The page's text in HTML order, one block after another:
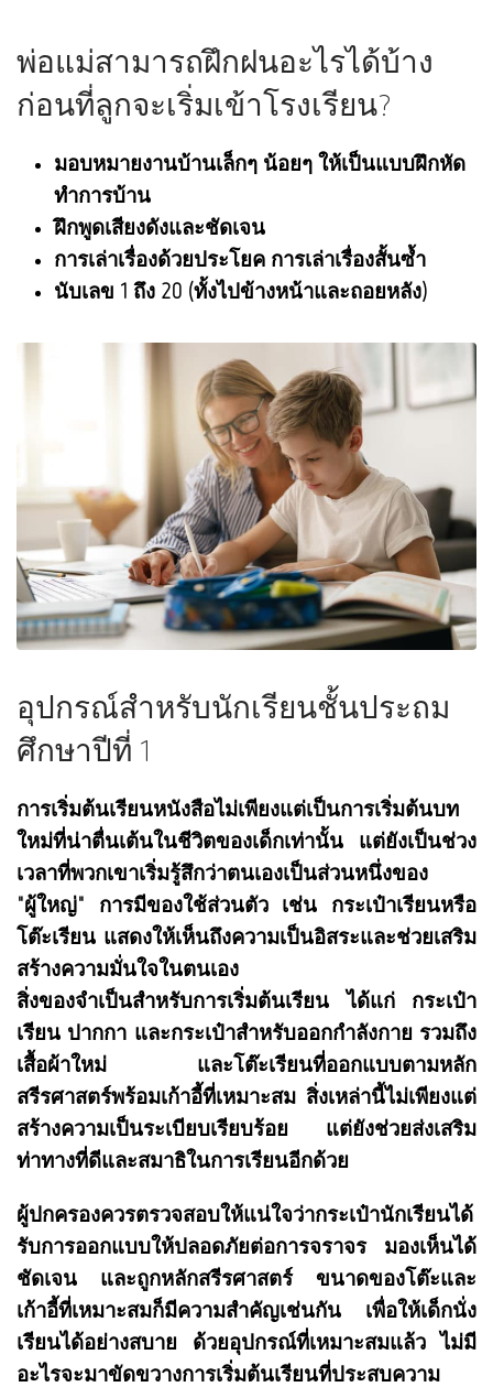
พ่อแม่สามารถฝึกฝนอะไรได้บ้าง
ก่อนที่ลูกจะเริ่มเข้าโรงเรียน?
มอบหมายงานบ้านเล็กๆ น้อยๆ ให้เป็นแบบฝึกหัด
ทำการบ้าน
ฝึกพูดเสียงดังและชัดเจน
การเล่าเรื่องด้วยประโยค การเล่าเรื่องสั้นซ้ำ
นับเลข 1 ถึง 20 (ทั้งไปข้างหน้าและถอยหลัง)
อุปกรณ์สำหรับนักเรียนชั้นประถม
ศึกษาปีที่ 1
การเริ่มต้นเรียนหนังสือไม่เพียงแต่เป็นการเริ่มต้นบท
ใหม่ที่น่าตื่นเต้นในชีวิตของเด็กเท่านั้น แต่ยังเป็นช่วง
เวลาที่พวกเขาเริ่มรู้สึกว่าตนเองเป็นส่วนหนึ่งของ
"ผู้ใหญ่" การมีของใช้ส่วนตัว เช่น กระเป๋าเรียนหรือ
โต๊ะเรียน แสดงให้เห็นถึงความเป็นอิสระและช่วยเสริม
สร้างความมั่นใจในตนเอง
สิ่งของจำเป็นสำหรับการเริ่มต้นเรียน ได้แก่ กระเป๋า
เรียน ปากกา และกระเป๋าสำหรับออกกำลังกาย รวมถึง
เสื้อผ้าใหม่ และโต๊ะเรียนที่ออกแบบตามหลัก
สรีรศาสตร์พร้อมเก้าอี้ที่เหมาะสม สิ่งเหล่านี้ไม่เพียงแต่
สร้างความเป็นระเบียบเรียบร้อย แต่ยังช่วยส่งเสริม
ท่าทางที่ดีและสมาธิในการเรียนอีกด้วย
ผู้ปกครองควรตรวจสอบให้แน่ใจว่ากระเป๋านักเรียนได้
รับการออกแบบให้ปลอดภัยต่อการจราจร มองเห็นได้
ชัดเจน และถูกหลักสรีรศาสตร์ ขนาดของโต๊ะและ
เก้าอี้ที่เหมาะสมก็มีความสำคัญเช่นกัน เพื่อให้เด็กนั่ง
เรียนได้อย่างสบาย ด้วยอุปกรณ์ที่เหมาะสมแล้ว ไม่มี
อะไรจะมาขัดขวางการเริ่มต้นเรียนที่ประสบความ